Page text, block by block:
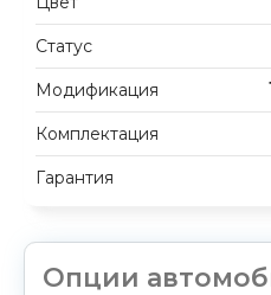
Статус
Модификация
Комплектация
Гарантия
Опции